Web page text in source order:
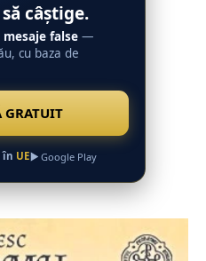
câștige.
false —
cu baza de
GRATUIT
în UE Google Play